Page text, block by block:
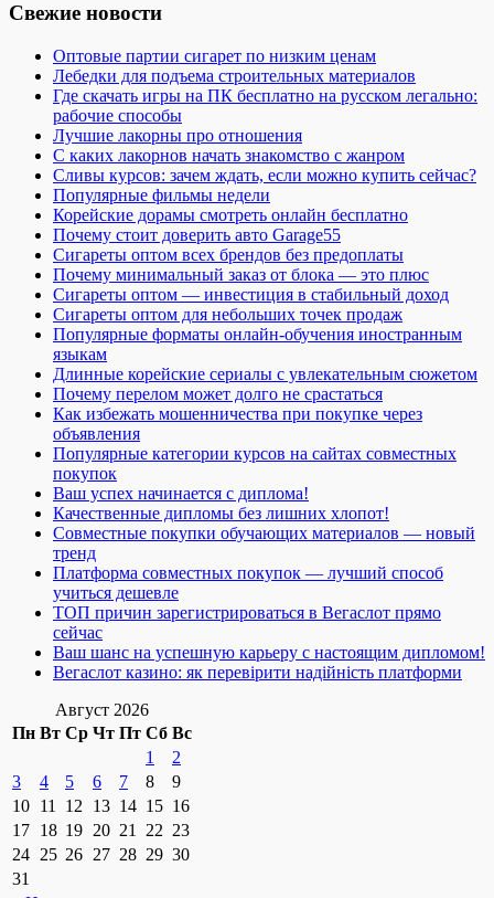
Свежие новости
Оптовые партии сигарет по низким ценам
Лебедки для подъема строительных материалов
Где скачать игры на ПК бесплатно на русском легально:
рабочие способы
Лучшие лакорны про отношения
С каких лакорнов начать знакомство с жанром
Сливы курсов: зачем ждать, если можно купить сейчас?
Популярные фильмы недели
Корейские дорамы смотреть онлайн бесплатно
Почему стоит доверить авто Garage55
Сигареты оптом всех брендов без предоплаты
Почему минимальный заказ от блока — это плюс
Сигареты оптом — инвестиция в стабильный доход
Сигареты оптом для небольших точек продаж
Популярные форматы онлайн-обучения иностранным
языкам
Длинные корейские сериалы с увлекательным сюжетом
Почему перелом может долго не срастаться
Как избежать мошенничества при покупке через
объявления
Популярные категории курсов на сайтах совместных
покупок
Ваш успех начинается с диплома!
Качественные дипломы без лишних хлопот!
Совместные покупки обучающих материалов — новый
тренд
Платформа совместных покупок — лучший способ
учиться дешевле
ТОП причин зарегистрироваться в Вегаслот прямо
сейчас
Ваш шанс на успешную карьеру с настоящим дипломом!
Вегаслот казино: як перевірити надійність платформи
Август 2026
Пн Вт Ср Чт Пт Сб Вс
1
2
3
4 5 6 7 8
9
10 11 12 13 14 15 16
17 18 19 20 21 22 23
24 25 26 27 28 29 30
31